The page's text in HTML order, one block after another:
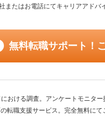
たはお電話にてキャリアアドバ
無料転職サポート！
おける調査。アンケートモニター
転職支援サービス。完全無料にて